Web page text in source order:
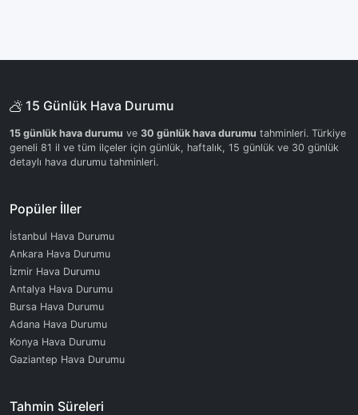
15 Günlük Hava Durumu
15 günlük hava durumu ve 30 günlük hava durumu tahminleri. Türkiye
geneli 81 il ve tüm ilçeler için günlük, haftalık, 15 günlük ve 30 günlük
detaylı hava durumu tahminleri.
Popüler İller
İstanbul Hava Durumu
Ankara Hava Durumu
İzmir Hava Durumu
Antalya Hava Durumu
Bursa Hava Durumu
Adana Hava Durumu
Konya Hava Durumu
Gaziantep Hava Durumu
Tahmin Süreleri